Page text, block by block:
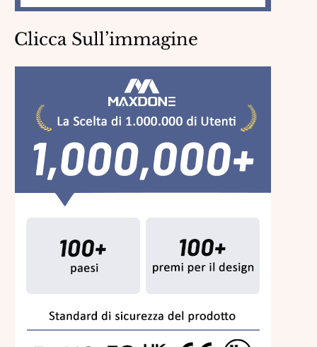
Clicca Sull’immagine